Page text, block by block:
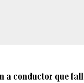
a conductor que